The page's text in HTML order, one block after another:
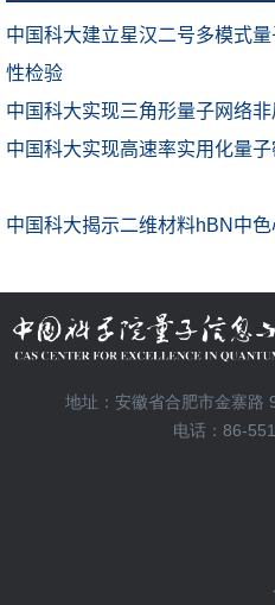
地址：安徽省合肥市金寨路
电话：86-